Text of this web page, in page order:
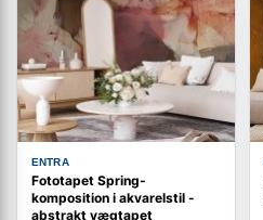
ENTRA
Fototapet Spring-
komposition i akvarelstil -
abstrakt vægtapet